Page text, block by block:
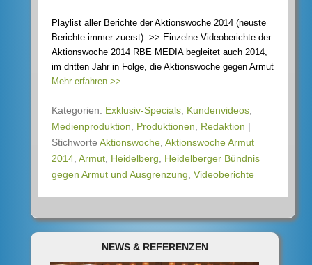
Playlist aller Berichte der Aktionswoche 2014 (neuste
Berichte immer zuerst): >> Einzelne Videoberichte der
Aktionswoche 2014 RBE MEDIA begleitet auch 2014,
im dritten Jahr in Folge, die Aktionswoche gegen Armut
Mehr erfahren >>
Kategorien: Exklusiv-Specials Kundenvideos
Medienproduktion
Produktionen Redaktion |
Stichworte Aktionswoche Aktionswoche Armut
2014 Armut Heidelberg
Heidelberger Bündnis
gegen Armut und Ausgrenzung Videoberichte
NEWS & REFERENZEN